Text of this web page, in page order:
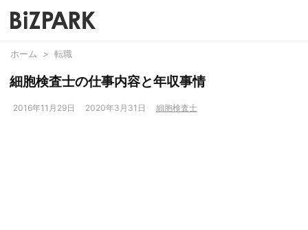
ホーム > 転職
細胞検査士の仕事内容と年収事情
2016年11月29日 2020年3月31日 細胞検査士